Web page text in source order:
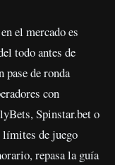
el mercado es
todo antes de
pase de ronda
con
Spinstar.bet o
de juego
repasa la guía